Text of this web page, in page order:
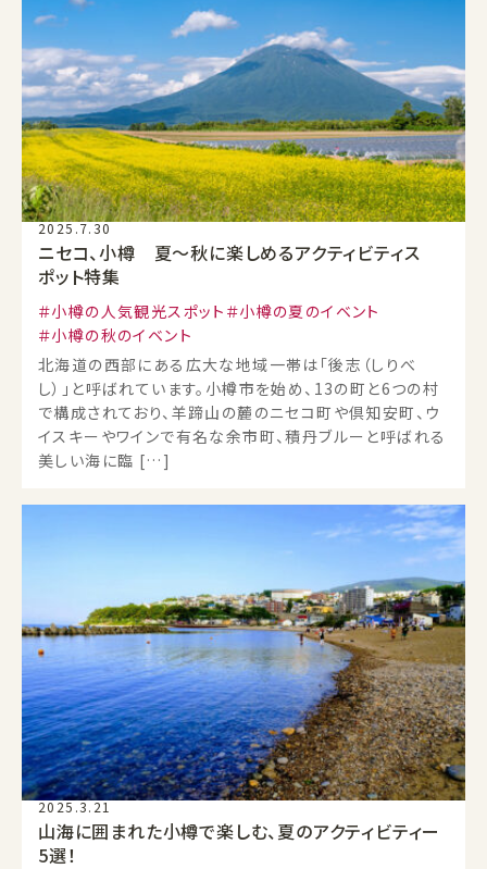
2025.7.30
ニセコ、小樽 夏～秋に楽しめるアクティビティス
ポット特集
小樽の人気観光スポット
小樽の夏のイベント
小樽の秋のイベント
北海道の西部にある広大な地域一帯は「後志（しりべ
し）」と呼ばれています。小樽市を始め、13の町と6つの村
で構成されており、羊蹄山の麓のニセコ町や倶知安町、ウ
イスキーやワインで有名な余市町、積丹ブルーと呼ばれる
美しい海に臨 […]
2025.3.21
山海に囲まれた小樽で楽しむ、夏のアクティビティー
5選！